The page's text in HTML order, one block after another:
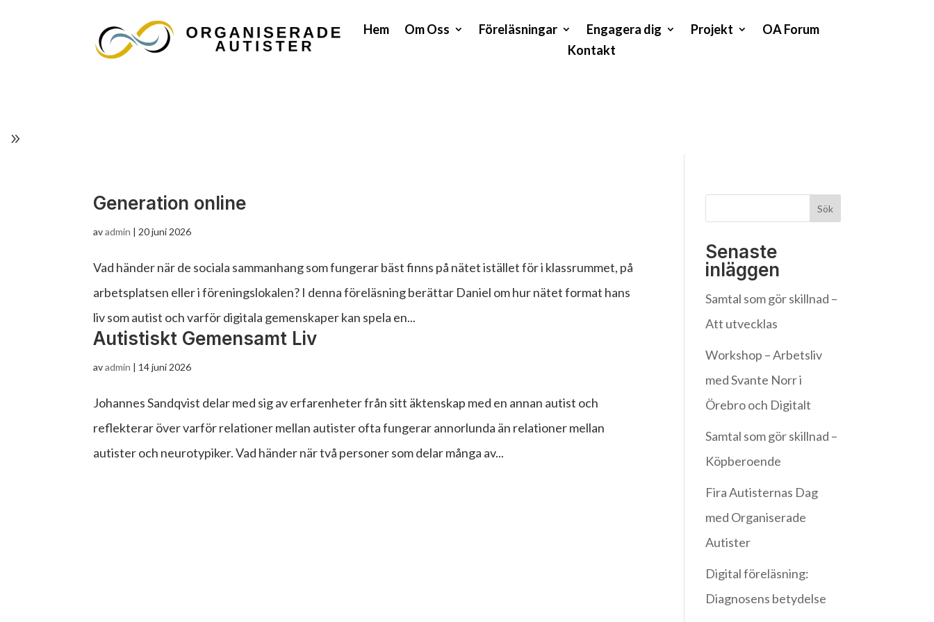
Hem Om Oss Föreläsningar Engagera dig Projekt
OA Forum
Kontakt
Generation online
avadmin | 20 juni 2026
Vad händer när de sociala sammanhang som fungerar bäst finns på nätet istället för i klassrummet, på
arbetsplatsen eller i föreningslokalen? I denna föreläsning berättar Daniel om hur nätet format hans
liv som autist och varför digitala gemenskaper kan spela en...
Autistiskt Gemensamt Liv
avadmin | 14 juni 2026
Johannes Sandqvist delar med sig av erfarenheter från sitt äktenskap med en annan autist och
reflekterar över varför relationer mellan autister ofta fungerar annorlunda än relationer mellan
autister och neurotypiker. Vad händer när två personer som delar många av...
Sök
Senaste
inläggen
Samtal som gör skillnad –
Att utvecklas
Workshop – Arbetsliv
med Svante Norr i
Örebro och Digitalt
Samtal som gör skillnad –
Köpberoende
Fira Autisternas Dag
med Organiserade
Autister
Digital föreläsning:
Diagnosens betydelse